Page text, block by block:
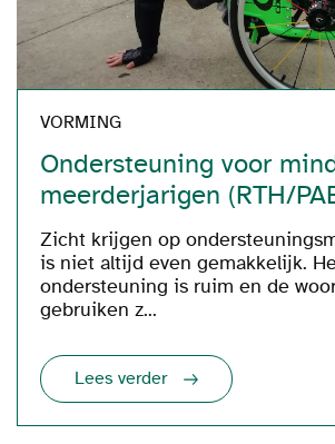
VORMING
Ondersteuning voor
meerderjarigen (RTH/
Zicht krijgen op
is niet altijd even gemakkelijk.
ondersteuning is ruim en de
gebruiken z...
Lees verder